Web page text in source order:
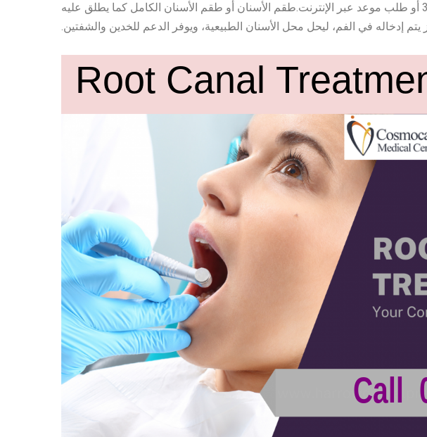
Incisor Root Canal؟يرجى الاتصال على 04-3798747 أو طلب موعد عبر الإنترنت.طقم الأسنان أو طقم الأسنان الكامل كما يطلق عليه
يتم إدخاله في الفم، ليحل محل الأسنان الطبيعية، ويوفر الدعم للخدين والشفتين.